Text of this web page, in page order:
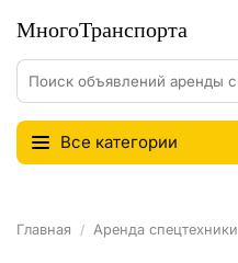
Все категории
Главная Аренда спецтехники